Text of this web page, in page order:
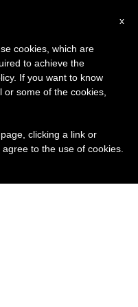
اللاهوت
x
cookies, which are
to achieve the
If you want to know
some of the cookies,
clicking a link or
to the use of cookies.